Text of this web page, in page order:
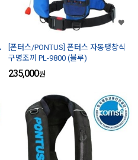
[폰터스/PONTUS] 폰터스 자동팽창식
구명조끼 PL-9800 (블루)
235,000원